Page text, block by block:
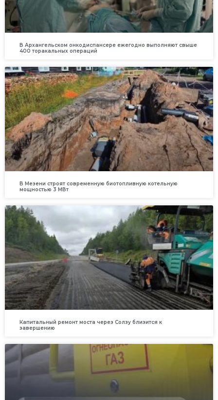
В Архангельском онкодиспансере ежегодно выполняют свыше
400 торакальных операций
В Мезени строят современную биотопливную котельную
мощностью 3 МВт
Капитальный ремонт моста через Солзу близится к
завершению